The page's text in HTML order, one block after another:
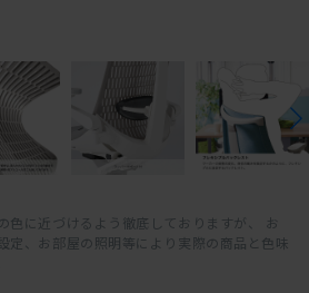
色に近づけるよう徹底しておりますが、 お
定、お部屋の照明等により実際の商品と色味